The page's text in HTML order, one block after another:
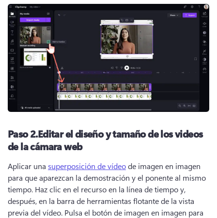
Paso 2.Editar el diseño y tamaño de los videos
de la cámara web
Aplicar una superposición de vídeo de imagen en imagen
para que aparezcan la demostración y el ponente al mismo
tiempo. Haz clic en el recurso en la línea de tiempo y,
después, en la barra de herramientas flotante de la vista
previa del vídeo. Pulsa el botón de imagen en imagen para